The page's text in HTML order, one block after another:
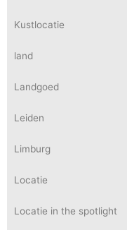
Kustlocatie
land
Landgoed
Leiden
Limburg
Locatie
Locatie in the spotlight